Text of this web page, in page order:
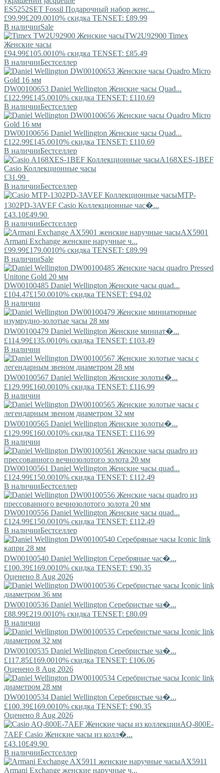
ES5252SET Fossil Подарочный набор женс...
£99.99£209.0010% скидка TENSET: £89.99
В наличииSale
TW2U92900 Timex
Женские часы
£94.99£105.0010% скидка TENSET: £85.49
В наличииБестселлер
DW00100653 Daniel Wellington Женские часы Quad...
£122.99£145.0010% скидка TENSET: £110.69
В наличииБестселлер
DW00100656 Daniel Wellington Женские часы Quad...
£122.99£145.0010% скидка TENSET: £110.69
В наличииБестселлер
A168XES-1BEF
Casio Коллекционные часы
£31.99
В наличииБестселлер
MTP-
1302PD-3AVEF Casio Коллекционные час�...
£43.10£49.90
В наличииБестселлер
AX5901
Armani Exchange женские наручные ч...
£99.99£179.0010% скидка TENSET: £89.99
В наличииSale
DW00100485 Daniel Wellington Женские часы quad...
£104.47£150.0010% скидка TENSET: £94.02
В наличии
DW00100479 Daniel Wellington Женские миниат�...
£114.99£135.0010% скидка TENSET: £103.49
В наличии
DW00100567 Daniel Wellington Женские золоты�...
£129.99£160.0010% скидка TENSET: £116.99
В наличии
DW00100565 Daniel Wellington Женские золоты�...
£129.99£160.0010% скидка TENSET: £116.99
В наличии
DW00100561 Daniel Wellington Женские часы quad...
£124.99£150.0010% скидка TENSET: £112.49
В наличииБестселлер
DW00100556 Daniel Wellington Женские часы quad...
£124.99£150.0010% скидка TENSET: £112.49
В наличииБестселлер
DW00100540 Daniel Wellington Серебряные час�...
£100.39£169.0010% скидка TENSET: £90.35
Оценено 8 Aug 2026
DW00100536 Daniel Wellington Серебристые ча�...
£88.99£219.0010% скидка TENSET: £80.09
В наличии
DW00100535 Daniel Wellington Серебристые ча�...
£117.85£169.0010% скидка TENSET: £106.06
Оценено 8 Aug 2026
DW00100534 Daniel Wellington Серебристые ча�...
£100.39£169.0010% скидка TENSET: £90.35
Оценено 8 Aug 2026
AQ-800E-
7AEF Casio Женские часы из колл�...
£43.10£49.90
В наличииБестселлер
AX5911
Armani Exchange женские наручные ч...